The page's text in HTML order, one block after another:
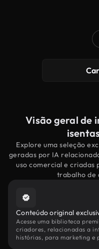
Visão geral de
Explore uma seleção
geradas por IA
uso comercial e criadas
trabalho de
Conteúdo original
Acesse uma biblioteca
criadores, relacionadas a
histórias, para marketing e